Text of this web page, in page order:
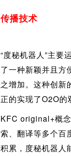
传播技术
“度秘机器人”主要
了一种新颖并且方
之增加。这种创新
正的实现了O2O的
KFC original+概
索、翻译等多个百
积累，度秘机器人